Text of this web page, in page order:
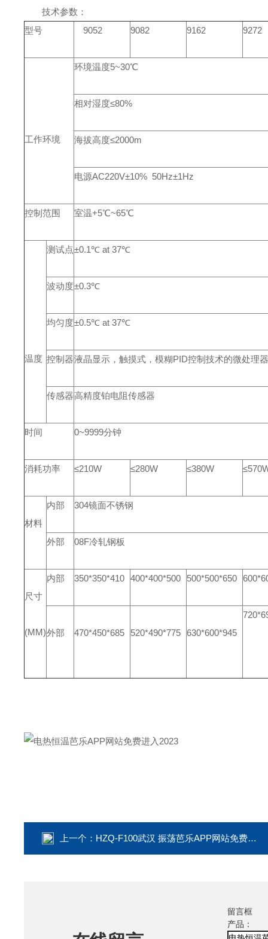
技术参数：
型号
9052 9082 9162 9272
工作环境
环境温度5~30℃
相对湿度≤80%
海拔高度≤2000m
电源AC220V±10% 50Hz±1Hz
控制范围 室温+5℃~65℃
温度
测试点±0.1℃ at 37℃
波动度±0.3℃
均匀度±0.5℃ at 37℃
控制器液晶显示，触摸式，模糊PID控制技术的微处理
传感器高精度铂电阻传感器
时间 0~9999分钟
消耗功率 ≤210W ≤280W ≤380W
材料
内部 304镜面不锈钢
外部 08F冷轧钢板
尺寸
(MM)
内部 350*350*410 400*400*500 500*500*650
外部 470*450*685 520*490*775 630*600*945
上一个： HZQ-F100武汉 振荡芭乐APP网站免费进入2023
留言框
产品：